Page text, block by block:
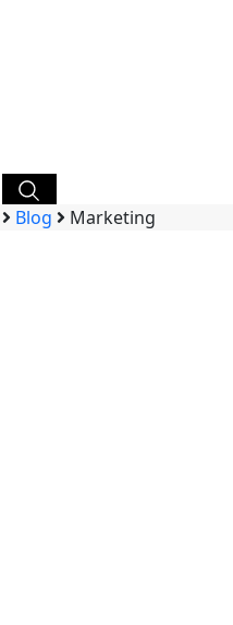
Blog Marketing